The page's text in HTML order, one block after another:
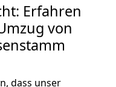
Erfahren
von
dass unser